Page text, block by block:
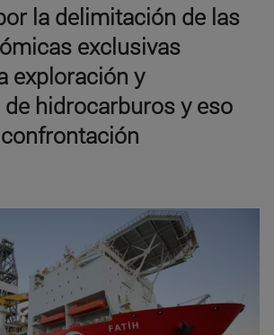
la delimitación de las
exclusivas
exploración y
hidrocarburos y eso